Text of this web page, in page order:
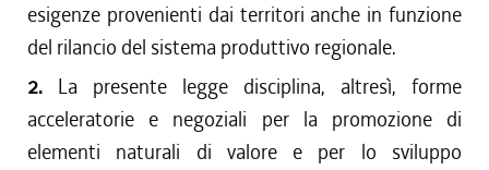
esigenze provenienti dai territori anche in funzione
del rilancio del sistema produttivo regionale.
2. La presente legge disciplina, altresì, forme
acceleratorie e negoziali per la promozione di
elementi naturali di valore e per lo sviluppo